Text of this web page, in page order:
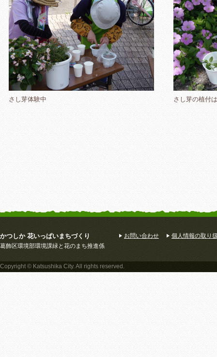
さし芽体験中 さし芽の植付
かつしか 花いっぱいまちづくり
葛飾区環境部環境課緑と花のまち推進係
お問い合わせ 個人情報の取り
Copyright © Katsushika City. All rights reserved.